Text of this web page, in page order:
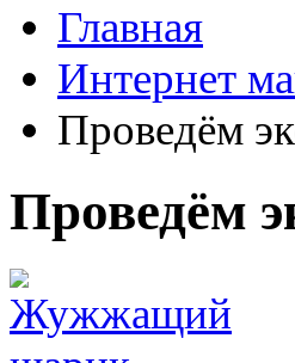
Главная
Интернет
Проведём
Проведём